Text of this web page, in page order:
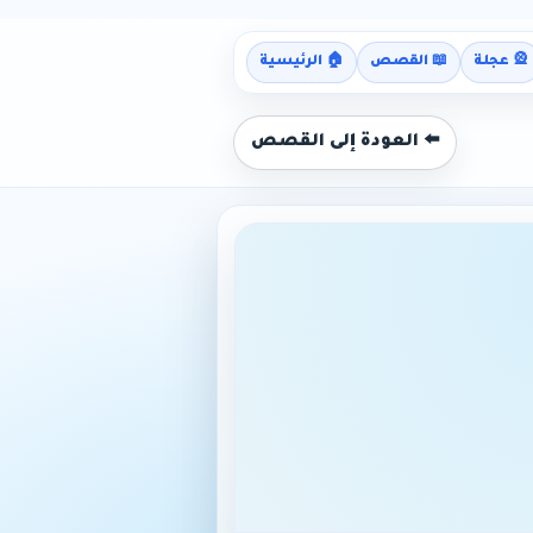
🎡 عجلة 📖 القصص 🏠 الرئيسية
⬅️ العودة إلى القصص